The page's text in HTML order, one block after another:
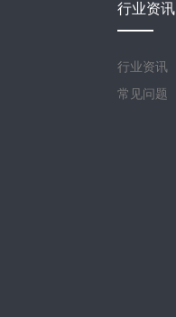
行业资讯
行业资讯
常见问题